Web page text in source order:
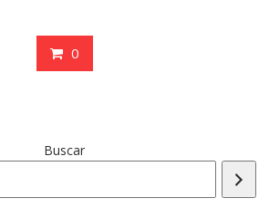
0
Buscar